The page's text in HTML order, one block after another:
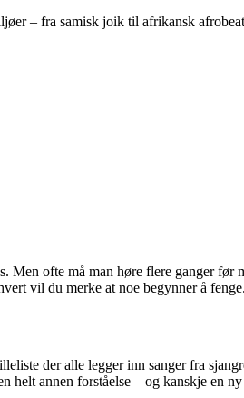
– fra samisk joik til afrikansk
ofte må man høre flere ganger før
vil du merke at noe begynner å fenge.
der alle legger inn sanger fra
helt annen forståelse – og kanskje en